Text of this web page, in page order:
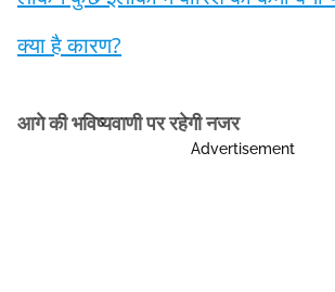
क्या है कारण?
आगे की भविष्यवाणी पर रहेगी नजर
Advertisement